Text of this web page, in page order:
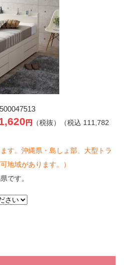
円
（税抜）（税込 111,782
す。沖縄県・島しょ部、大型トラ
地域があります。）
です。